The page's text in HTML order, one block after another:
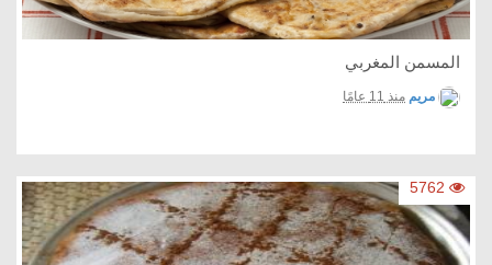
المسمن المغربي
مريم منذ 11 عامًا
5762